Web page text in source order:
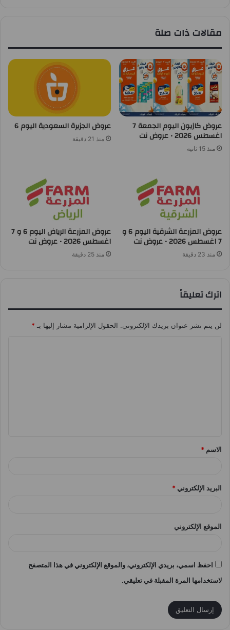
مقالات ذات صلة
عروض كازيون اليوم الجمعة 7
اغسطس 2026 • عروض نت
منذ 15 ثانية
عروض الجزيرة السعودية اليوم 6
منذ 21 دقيقة
عروض المزرعة الشرقية اليوم 6 و
7 اغسطس 2026 • عروض نت
منذ 23 دقيقة
عروض المزرعة الرياض اليوم 6 و 7
اغسطس 2026 • عروض نت
منذ 25 دقيقة
اترك تعليقاً
لن يتم نشر عنوان بريدك الإلكتروني. الحقول الإلزامية مشار إليها بـ *
*
الاسم *
البريد الإلكتروني *
الموقع الإلكتروني
احفظ اسمي، بريدي الإلكتروني، والموقع الإلكتروني في هذا المتصفح
لاستخدامها المرة المقبلة في تعليقي.